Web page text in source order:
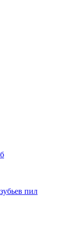
пил